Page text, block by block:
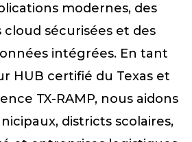
modernes, des
sécurisées et des
intégrées. En tant
HUB certifié du Texas et
TX-RAMP, nous aidons
districts scolaires,